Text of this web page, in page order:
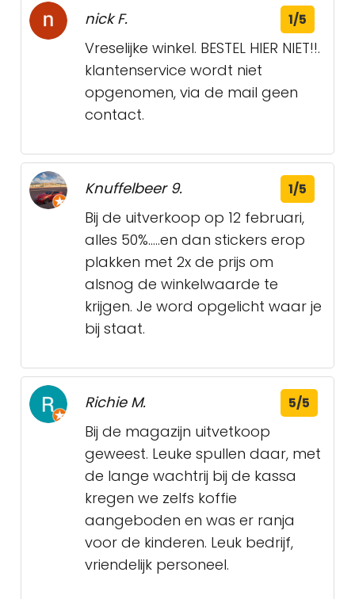
nick F. 1/5
Vreselijke winkel. BESTEL HIER NIET!!.
klantenservice wordt niet
opgenomen, via de mail geen
contact.
Knuffelbeer 9. 1/5
Bij de uitverkoop op 12 februari,
alles 50%.....en dan stickers erop
plakken met 2x de prijs om
alsnog de winkelwaarde te
krijgen. Je word opgelicht waar je
bij staat.
Richie M. 5/5
Bij de magazijn uitvetkoop
geweest. Leuke spullen daar, met
de lange wachtrij bij de kassa
kregen we zelfs koffie
aangeboden en was er ranja
voor de kinderen. Leuk bedrijf,
vriendelijk personeel.